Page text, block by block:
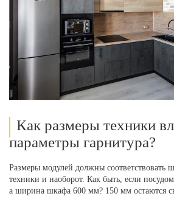
Как размеры техники
параметры гарнитура?
Размеры модулей должны соответствовать
техники и наоборот. Как быть, если
а ширина шкафа 600 мм? 150 мм остаются